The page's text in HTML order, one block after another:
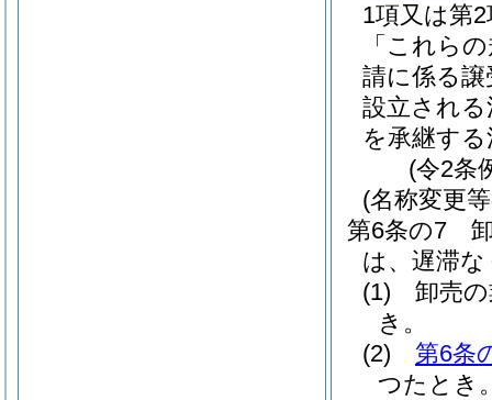
1項又は第
「これら
請に係る
設立され
を承継す
(令2条
(名称変更
第6条の7
は、遅滞
(1)
卸売
き。
(2)
第6条
つたとき